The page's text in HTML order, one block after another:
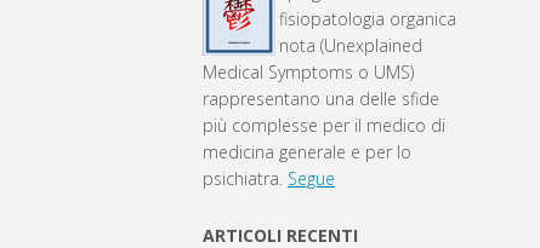
fisiopatologia organica
nota (Unexplained
Medical Symptoms o UMS)
rappresentano una delle sfide
più complesse per il medico di
medicina generale e per lo
psichiatra. Segue
ARTICOLI RECENTI